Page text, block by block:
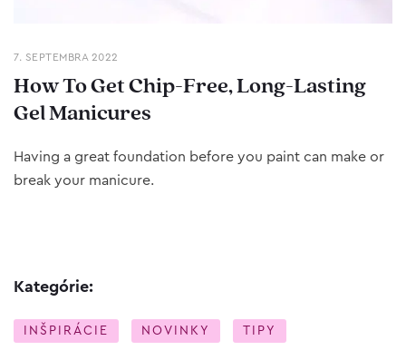
7. SEPTEMBRA 2022
How To Get Chip-Free, Long-Lasting
Gel Manicures
Having a great foundation before you paint can make or
break your manicure.
Kategórie:
INŠPIRÁCIE NOVINKY TIPY